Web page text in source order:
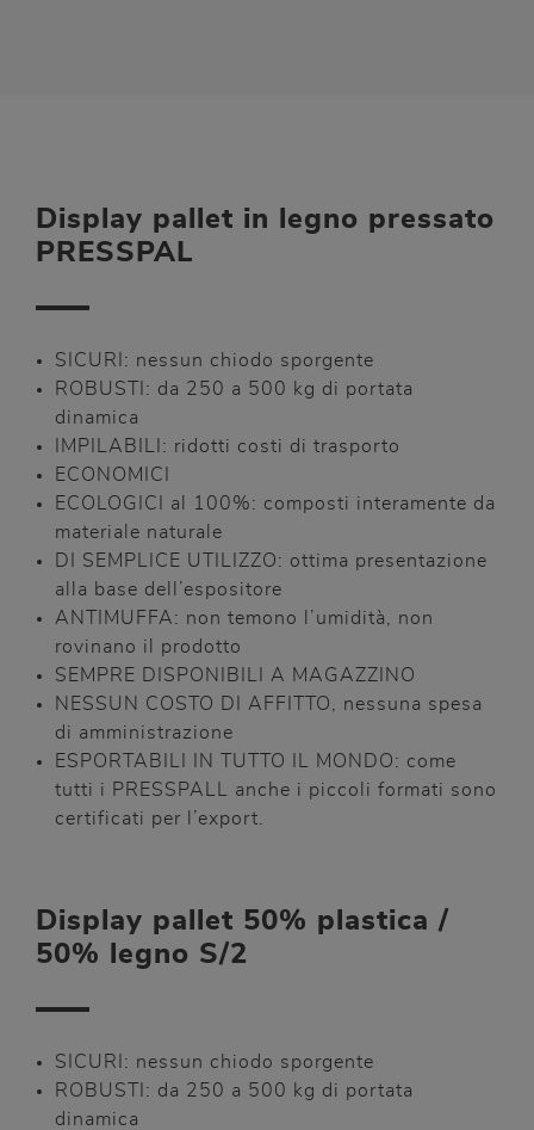
Display pallet in legno pressato
PRESSPAL
SICURI: nessun chiodo sporgente
ROBUSTI: da 250 a 500 kg di portata
dinamica
IMPILABILI: ridotti costi di trasporto
ECONOMICI
ECOLOGICI al 100%: composti interamente da
materiale naturale
DI SEMPLICE UTILIZZO: ottima presentazione
alla base dell’espositore
ANTIMUFFA: non temono l’umidità, non
rovinano il prodotto
SEMPRE DISPONIBILI A MAGAZZINO
NESSUN COSTO DI AFFITTO, nessuna spesa
di amministrazione
ESPORTABILI IN TUTTO IL MONDO: come
tutti i PRESSPALL anche i piccoli formati sono
certificati per l’export.
Display pallet 50% plastica /
50% legno S/2
SICURI: nessun chiodo sporgente
ROBUSTI: da 250 a 500 kg di portata
dinamica